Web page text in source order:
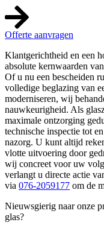
Offerte aanvragen
Klantgerichtheid en een
absolute kernwaarden
Of u nu een bescheiden
volledige beglazing van
moderniseren, wij
nauwkeurigheid. Als
maximale ontzorging
technische inspectie tot
nazorg. U kunt altijd
vlotte uitvoering door
wij concreet voor uw
verlangt u directe actie
via 076-2059177 om de
Nieuwsgierig naar onze
glas?